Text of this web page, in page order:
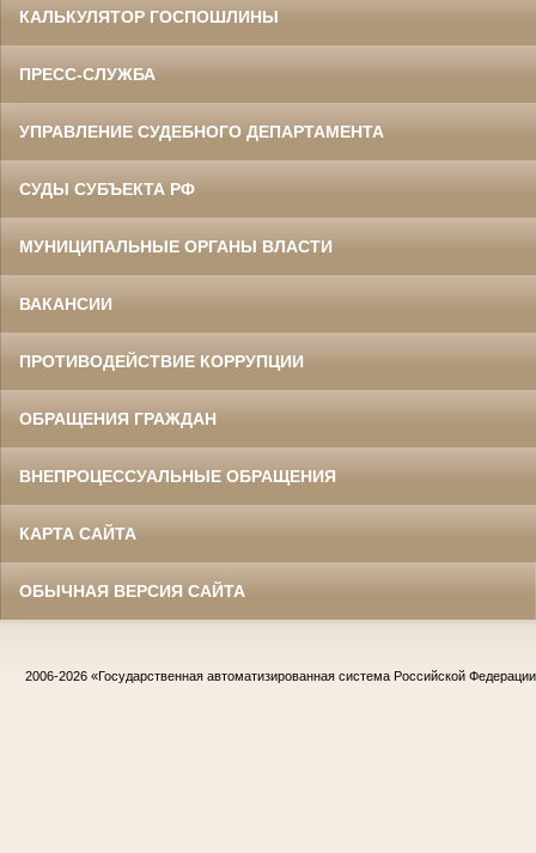
КАЛЬКУЛЯТОР ГОСПОШЛИНЫ
ПРЕСС-СЛУЖБА
УПРАВЛЕНИЕ СУДЕБНОГО ДЕПАРТАМЕНТА
СУДЫ СУБЪЕКТА РФ
МУНИЦИПАЛЬНЫЕ ОРГАНЫ ВЛАСТИ
ВАКАНСИИ
ПРОТИВОДЕЙСТВИЕ КОРРУПЦИИ
ОБРАЩЕНИЯ ГРАЖДАН
ВНЕПРОЦЕССУАЛЬНЫЕ ОБРАЩЕНИЯ
КАРТА САЙТА
ОБЫЧНАЯ ВЕРСИЯ САЙТА
2006-2026 «Государственная автоматизированная система Российской